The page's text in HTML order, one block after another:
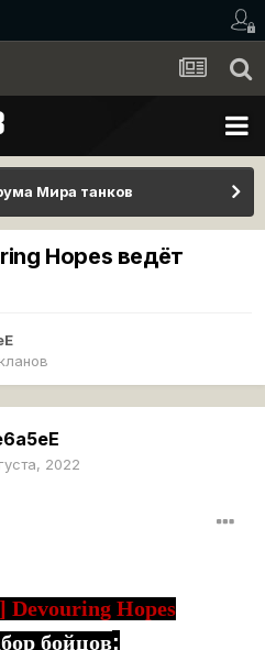
Мира танков
Hopes ведёт
2022
Devouring Hopes
бойцов: